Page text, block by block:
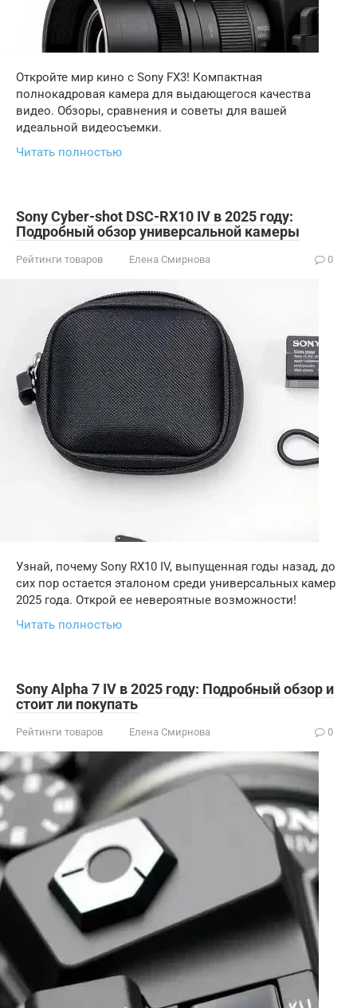
Откройте мир кино с Sony FX3! Компактная
полнокадровая камера для выдающегося качества
видео. Обзоры, сравнения и советы для вашей
идеальной видеосъемки.
Читать полностью
Sony Cyber-shot DSC-RX10 IV в 2025 году:
Подробный обзор универсальной камеры
Рейтинги товаров Елена Смирнова 0
Узнай, почему Sony RX10 IV, выпущенная годы назад, до
сих пор остается эталоном среди универсальных камер
2025 года. Открой ее невероятные возможности!
Читать полностью
Sony Alpha 7 IV в 2025 году: Подробный обзор и
стоит ли покупать
Рейтинги товаров Елена Смирнова 0